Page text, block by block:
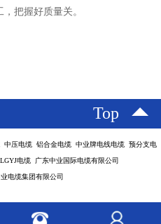
把握好质量关。
Top
压电缆 铝合金电缆 中业牌电线电缆 预分支电
电缆 广东中业国际电缆有限公司
电缆集团有限公司